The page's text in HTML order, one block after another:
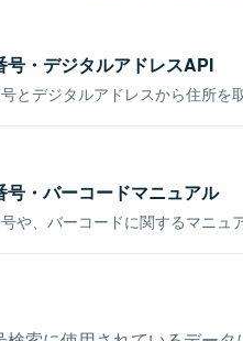
号・デジタルアドレスAPI
とデジタルアドレスから住所を
号・バーコードマニュアル
や、バーコードに関するマニュ